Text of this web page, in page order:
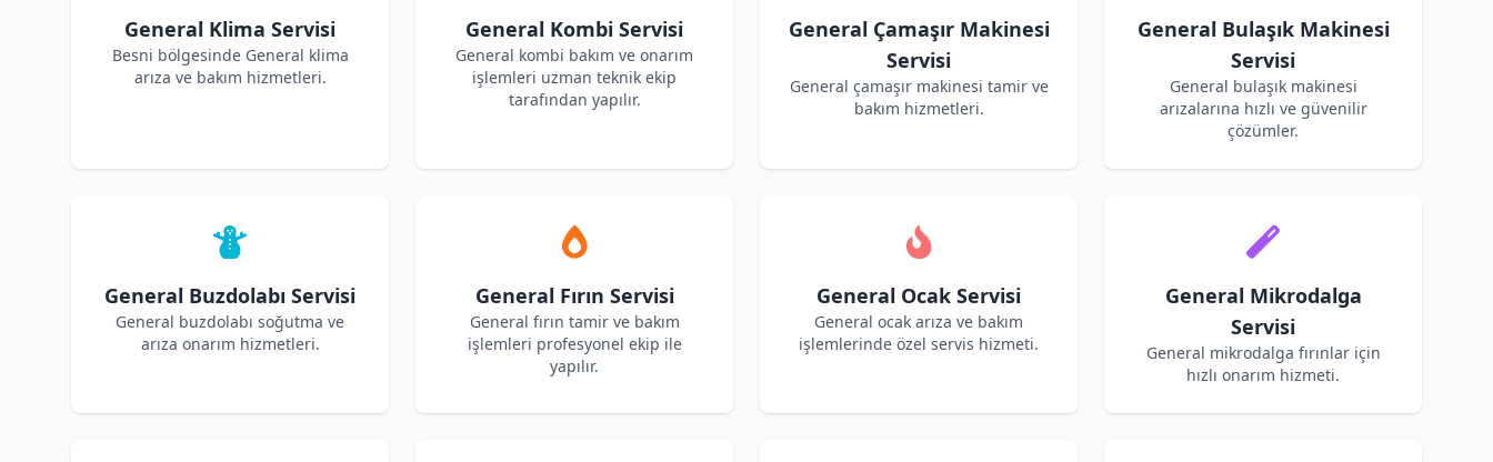
General Klima Servisi
Besni bölgesinde General klima
arıza ve bakım hizmetleri.
General Kombi Servisi
General kombi bakım ve onarım
işlemleri uzman teknik ekip
tarafından yapılır.
General Çamaşır Makinesi
Servisi
General çamaşır makinesi tamir ve
bakım hizmetleri.
General Bulaşık Makinesi
Servisi
General bulaşık makinesi
arızalarına hızlı ve güvenilir
çözümler.
General Buzdolabı Servisi
General buzdolabı soğutma ve
arıza onarım hizmetleri.
General Fırın Servisi
General fırın tamir ve bakım
işlemleri profesyonel ekip ile
yapılır.
General Ocak Servisi
General ocak arıza ve bakım
işlemlerinde özel servis hizmeti.
General Mikrodalga
Servisi
General mikrodalga fırınlar için
hızlı onarım hizmeti.